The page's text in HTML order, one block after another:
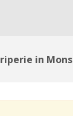
in Mons